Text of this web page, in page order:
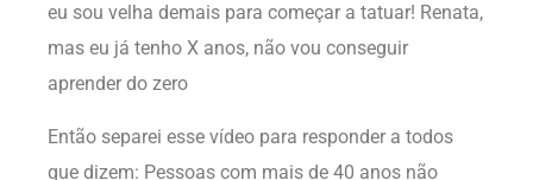
eu sou velha demais para começar a tatuar! Renata,
mas eu já tenho X anos, não vou conseguir
aprender do zero
Então separei esse vídeo para responder a todos
que dizem: Pessoas com mais de 40 anos não